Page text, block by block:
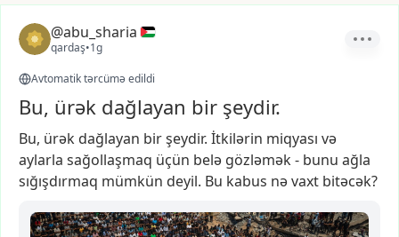
@abu_sharia
qardaş•1g
Avtomatik tərcümə edildi
Bu, ürək dağlayan bir şeydir.
Bu, ürək dağlayan birşeydir. İtkilərin miqyası və
aylarla sağollaşmaq üçün belə gözləmək- bunu ağla
sığışdırmaq mümkün deyil. Bu kabus nəvaxt bitəcək?